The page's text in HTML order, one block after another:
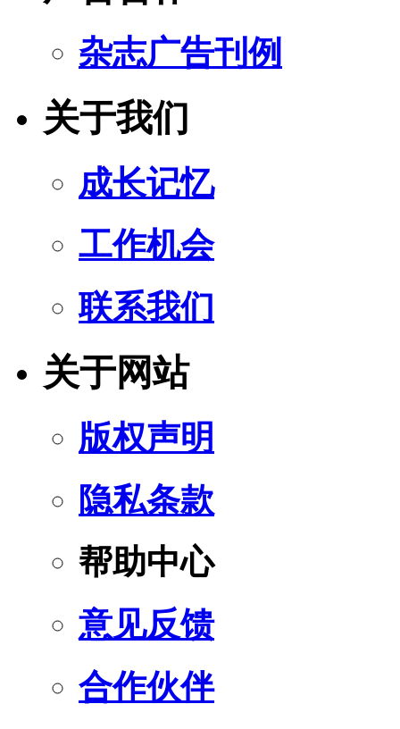
杂志广告刊例
关于我们
成长记忆
工作机会
联系我们
关于网站
版权声明
隐私条款
帮助中心
意见反馈
合作伙伴